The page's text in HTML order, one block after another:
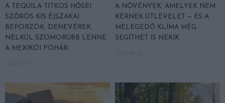
A TEQUILA TITKOS HŐSEI
SZŐRÖS KIS ÉJSZAKAI
BEPORZÓK: DENEVÉREK
NÉLKÜL SZOMORÚBB LENNE
A MEXIKÓI POHÁR
A NÖVÉNYEK, AMELYEK NEM
KÉRNEK ÚTLEVELET — ÉS A
MELEGEDŐ KLÍMA MÉG
SEGÍTHET IS NEKIK